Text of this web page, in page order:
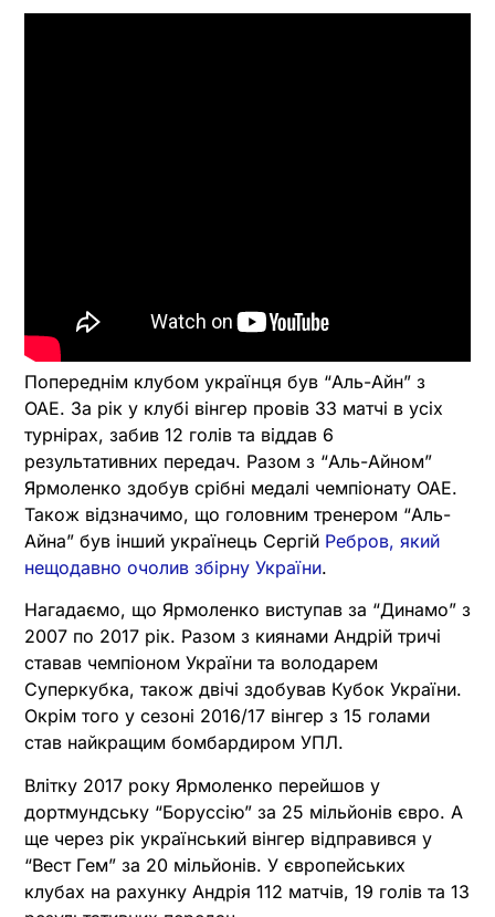
Попереднім клубом українця був “Аль-Айн” з
ОАЕ. За рік у клубі вінгер провів 33 матчі в усіх
турнірах, забив 12 голів та віддав 6
результативних передач. Разом з “Аль-Айном”
Ярмоленко здобув срібні медалі чемпіонату ОАЕ.
Також відзначимо, що головним тренером “Аль-
Айна” був інший українець Сергій Ребров, який
нещодавно очолив збірну України.
Нагадаємо, що Ярмоленко виступав за “Динамо” з
2007 по 2017 рік. Разом з киянами Андрій тричі
ставав чемпіоном України та володарем
Суперкубка, також двічі здобував Кубок України.
Окрім того у сезоні 2016/17 вінгер з 15 голами
став найкращим бомбардиром УПЛ.
Влітку 2017 року Ярмоленко перейшов у
дортмундську “Боруссію” за 25 мільйонів євро. А
ще через рік український вінгер відправився у
“Вест Гем” за 20 мільйонів. У європейських
клубах на рахунку Андрія 112 матчів, 19 голів та 13